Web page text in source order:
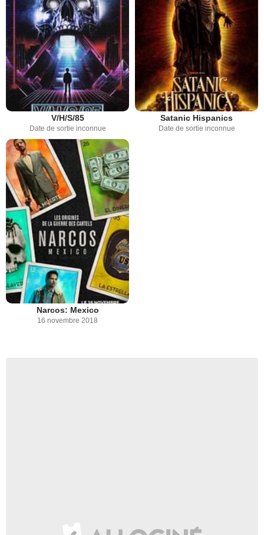
V/H/S/85
Date de sortie inconnue
Satanic Hispanics
Date de sortie inconnue
Narcos: Mexico
16 novembre 2018